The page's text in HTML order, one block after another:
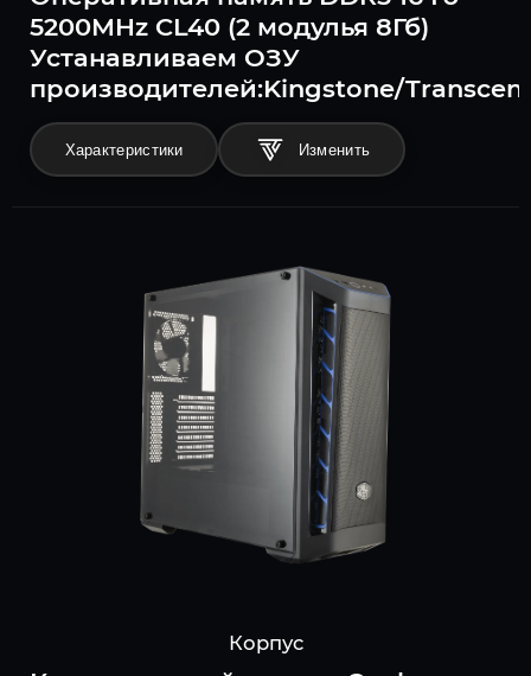
5200MHz CL40 (2 модулья 8Гб)
Устанавливаем ОЗУ
производителей:Kingstone/
Характеристики
Корпус